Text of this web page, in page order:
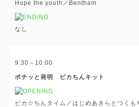
Hope the youth／Bentham
なし
9:30～10:00
ポチッと発明 ピカちんキット
ピカ☆ちんタイム／はじめあきらとつくも